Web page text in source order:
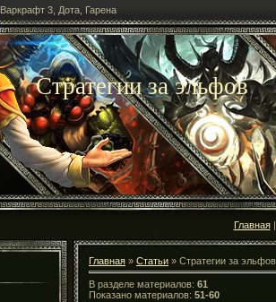
Варкрафт 3, Дота, Гарена
Стратегии за эльфов
Главная
Главная » Статьи » Стратегии за эльфов
В разделе материалов: 61
Показано материалов: 51-60